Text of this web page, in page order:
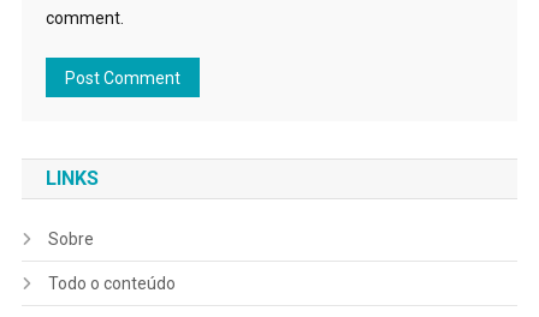
comment.
LINKS
Sobre
Todo o conteúdo